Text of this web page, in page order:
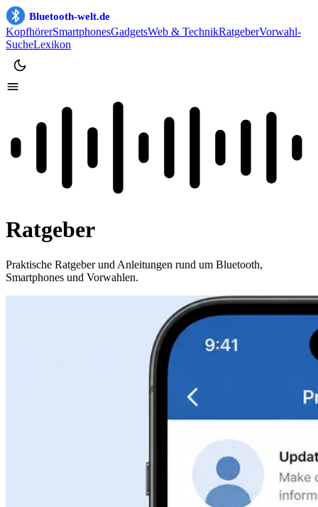
Bluetooth-welt.de
KopfhörerSmartphonesGadgetsWeb & TechnikRatgeberVorwahl-
SucheLexikon
Ratgeber
Praktische Ratgeber und Anleitungen rund um Bluetooth,
Smartphones und Vorwahlen.